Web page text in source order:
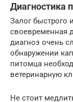
Диагностика
Залог быстрого
своевременная
диагноз очень
обнаружении
питомца
ветеринарную
Не стоит